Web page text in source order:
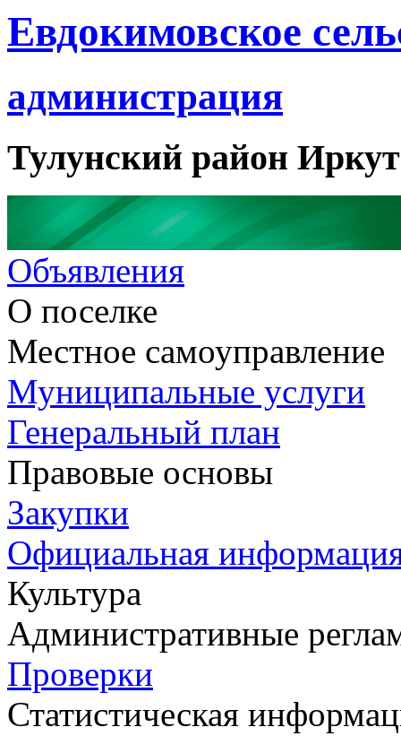
Евдокимовское
администрация
Тулунский район
Объявления
О поселке
Местное самоуправление
Муниципальные услуги
Генеральный план
Правовые основы
Закупки
Официальная
Культура
Административные
Проверки
Статистическая